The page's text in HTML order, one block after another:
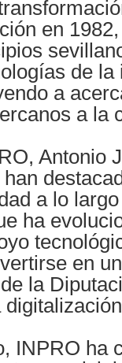
en
de la
a
a la
Antonio
a lo
ha
en
la
INPRO ha